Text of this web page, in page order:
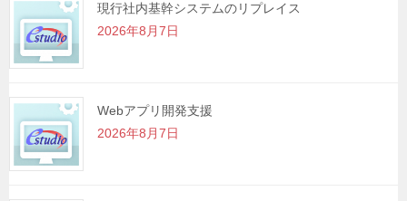
現行社内基幹システムのリプレイス
2026年8月7日
Webアプリ開発支援
2026年8月7日